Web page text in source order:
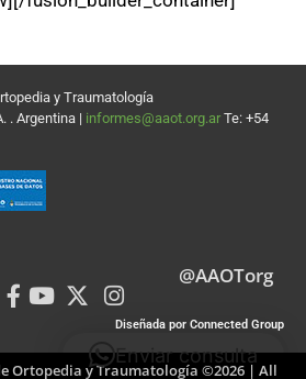
y Traumatología
. Argentina | informes@aaot.org.ar Te: +54
@AAOTorg
Diseñada por Connected Group
Ortopedia y Traumatología ©2026 | All
Enviar consulta